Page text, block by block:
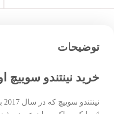
توضیحات
خرید نینتندو سوییچ